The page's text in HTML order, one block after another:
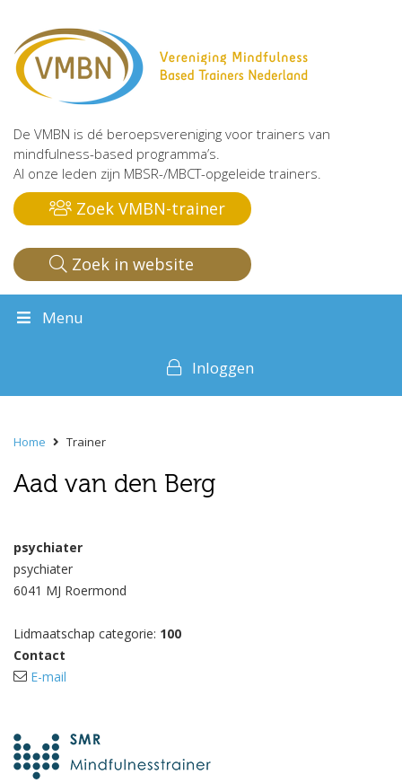
De VMBN is dé beroepsvereniging voor trainers van
mindfulness-based programma’s.
Al onze leden zijn MBSR-/MBCT-opgeleide trainers.
Zoek VMBN-trainer
Zoek in website
Menu
Inloggen
Home Trainer
Aad van den Berg
psychiater
psychiater
6041 MJ Roermond
Lidmaatschap categorie: 100
Contact
E-mail